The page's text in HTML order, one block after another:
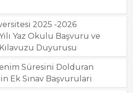
2025 -2026
Yaz Okulu Başvuru ve
Duyurusu
Süresini Dolduran
Ek Sınav Başvuruları